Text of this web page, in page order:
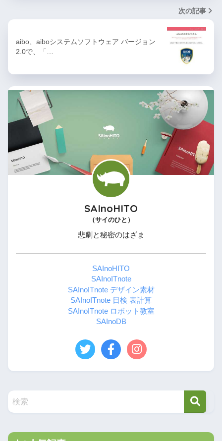
次の記事
aibo、aiboシステムソフトウェア バージョン
2.0で、「…
SAInoHITO
（サイのひと）
悲劇と秘密のはざま
SAInoHITO
SAInoITnote
SAInoITnote デザイン素材
SAInoITnote 日検 表計算
SAInoITnote ロボット教室
SAInoDB